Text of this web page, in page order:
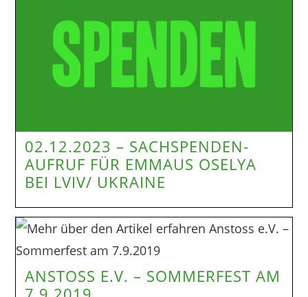
02.12.2023 – SACHSPENDEN-
AUFRUF FÜR EMMAUS OSELYA
BEI LVIV/ UKRAINE
ANSTOSS E.V. – SOMMERFEST AM